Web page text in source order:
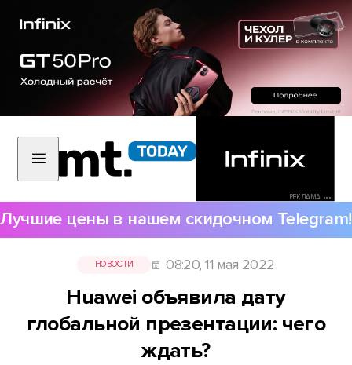
РЕКЛАМА •••
Лучшие цены в нашем скидочном Telegram!
НОВОСТИ 08:20, 11 мая 2022
Huawei объявила дату
глобальной презентации: чего
ждать?